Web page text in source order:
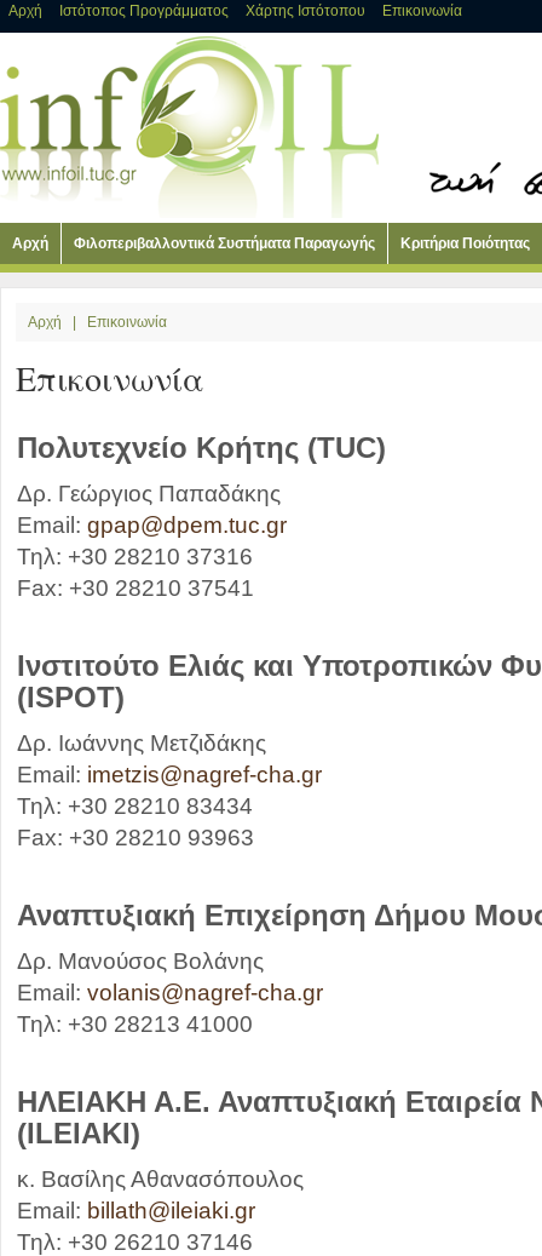
Αρχή Ιστότοπος Προγράμματος Χάρτης Ιστότοπου Επικοινωνία
Αρχή Φιλοπεριβαλλοντικά Συστήματα Παραγωγής Κριτήρια Ποιότητας
Αρχή Επικοινωνία
Επικοινωνία
Πολυτεχνείο Κρήτης (TUC)
Δρ. Γεώργιος Παπαδάκης
Email: gpap@dpem.tuc.gr
Τηλ: +30 28210 37316
Fax: +30 28210 37541
Ινστιτούτο Ελιάς και Υποτροπικών
(ISPOT)
Δρ. Ιωάννης Μετζιδάκης
Email: imetzis@nagref-cha.gr
Τηλ: +30 28210 83434
Fax: +30 28210 93963
Αναπτυξιακή Επιχείρηση Δήμου
Δρ. Μανούσος Βολάνης
Email: volanis@nagref-cha.gr
Τηλ: +30 28213 41000
ΗΛΕΙΑΚΗ Α.Ε. Αναπτυξιακή Εταιρεία
(ILEIAKI)
κ. Βασίλης Αθανασόπουλος
Email: billath@ileiaki.gr
Τηλ: +30 26210 37146